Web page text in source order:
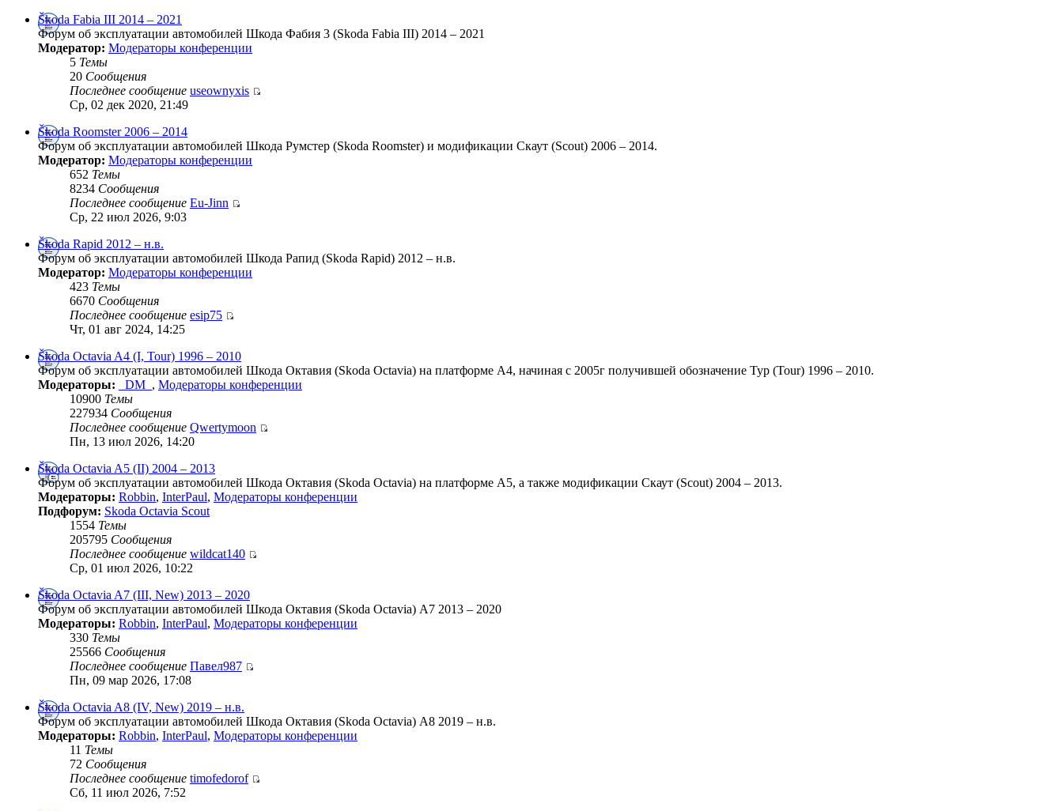
Škoda Fabia III 2014 – 2021
Форум об эксплуатации автомобилей Шкода Фабия 3 (Skoda Fabia III) 2014 – 2021
Модератор: Модераторы конференции
5 Темы
20 Сообщения
Последнее сообщение useownyxis
Ср, 02 дек 2020, 21:49
Škoda Roomster 2006 – 2014
Форум об эксплуатации автомобилей Шкода Румстер (Skoda Roomster) и модификации Скаут (Scout) 2006 – 2014.
Модератор: Модераторы конференции
652 Темы
8234 Сообщения
Последнее сообщение Eu-Jinn
Ср, 22 июл 2026, 9:03
Škoda Rapid 2012 – н.в.
Форум об эксплуатации автомобилей Шкода Рапид (Skoda Rapid) 2012 – н.в.
Модератор: Модераторы конференции
423 Темы
6670 Сообщения
Последнее сообщение esip75
Чт, 01 авг 2024, 14:25
Škoda Octavia A4 (I, Tour) 1996 – 2010
Форум об эксплуатации автомобилей Шкода Октавия (Skoda Octavia) на платформе А4, начиная с 2005г получившей обозначение Тур (Tour) 1996 – 2010.
Модераторы:
_DM_ , Модераторы конференции
10900 Темы
227934 Сообщения
Последнее сообщение Qwertymoon
Пн, 13 июл 2026, 14:20
Škoda Octavia A5 (II) 2004 – 2013
Форум об эксплуатации автомобилей Шкода Октавия (Skoda Octavia) на платформе A5, а также модификации Скаут (Scout) 2004 – 2013.
Модераторы: Robbin, InterPaul, Модераторы конференции
Подфорум: Skoda Octavia Scout
1554 Темы
205795 Сообщения
Последнее сообщение wildcat140
Ср, 01 июл 2026, 10:22
Škoda Octavia A7 (III, New) 2013 – 2020
Форум об эксплуатации автомобилей Шкода Октавия (Skoda Octavia) A7 2013 – 2020
Модераторы: Robbin, InterPaul, Модераторы конференции
330 Темы
25566 Сообщения
Последнее сообщение Павел987
Пн, 09 мар 2026, 17:08
Škoda Octavia A8 (IV, New) 2019 – н.в.
Форум об эксплуатации автомобилей Шкода Октавия (Skoda Octavia) A8 2019 – н.в.
Модераторы: Robbin, InterPaul, Модераторы конференции
11 Темы
72 Сообщения
Последнее сообщение timofedorof
Сб, 11 июл 2026, 7:52